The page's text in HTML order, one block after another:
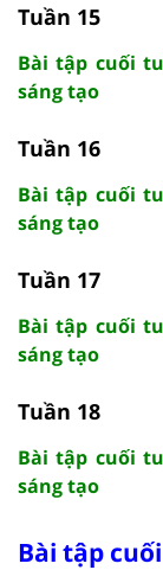
Tuần 15
Bài tập cuối
sáng tạo
Tuần 16
Bài tập cuối
sáng tạo
Tuần 17
Bài tập cuối
sáng tạo
Tuần 18
Bài tập cuối
sáng tạo
Bài tập